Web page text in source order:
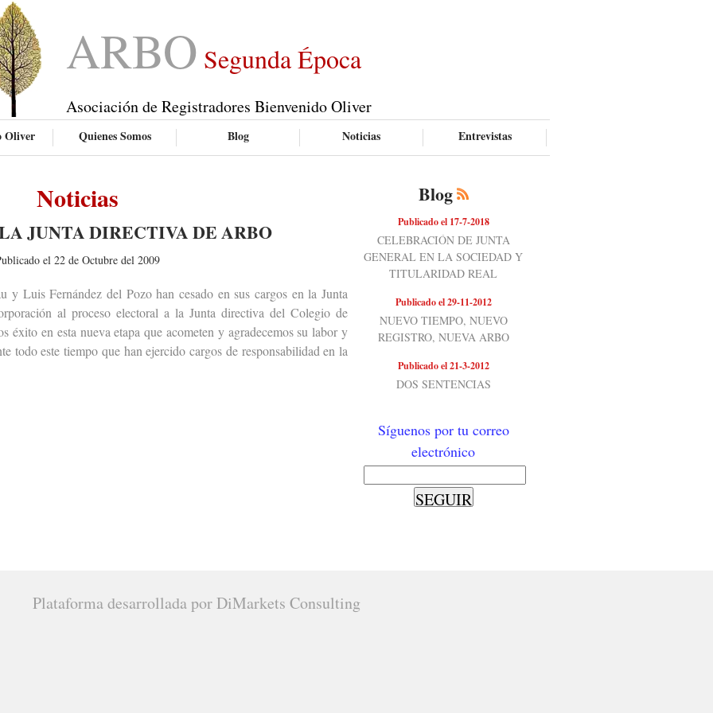
ARBO Segunda Época
Asociación de Registradores Bienvenido Oliver
Oliver Quienes Somos Blog Noticias Entrevistas
Noticias
JUNTA DIRECTIVA DE ARBO
el 22 de Octubre del 2009
Fernández del Pozo han cesado en sus cargos en la Junta
al proceso electoral a la Junta directiva del Colegio de
éxito en esta nueva etapa que acometen y agradecemos su labor y
todo este tiempo que han ejercido cargos de responsabilidad en la
Blog
Publicado el 17-7-2018
CELEBRACIÓN DE JUNTA
GENERAL EN LA SOCIEDAD Y
TITULARIDAD REAL
Publicado el 29-11-2012
NUEVO TIEMPO, NUEVO
REGISTRO, NUEVA ARBO
Publicado el 21-3-2012
DOS SENTENCIAS
Síguenos por tu correo
electrónico
Plataforma desarrollada por DiMarkets Consulting